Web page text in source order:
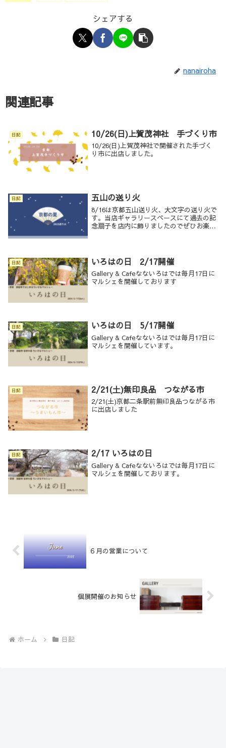
シェアする
nanairoha
関連記事
日記 10/26(日)上賀茂神社 手づくり市
10/26(日)上賀茂神社で開催された手づく
り市に出店しました。
日記 五山の送り火
8/16は京都五山送り火、大文字の送り火で
す。当店ギャラリースペースにて過去の記
念扇子を店内に飾りましたのでぜひお楽し
日記 いろはの日 2/17開催
Gallery & Cafeなないろはでは毎月17日に
マルシェを開催しております
日記 いろはの日 5/17開催
Gallery & Cafeなないろはでは毎月17日に
マルシェを開催しています。
日記 2/21(土)無印良品 つながる市
2/21(土)京都二条駅前無印良品つながる市
に出店しました
日記 2/17 いろはの日
Gallery & Cafeなないろはでは毎月17日に
マルシェを開催しております。
６月の営業について
個展開催のお知らせ
ホーム 日記